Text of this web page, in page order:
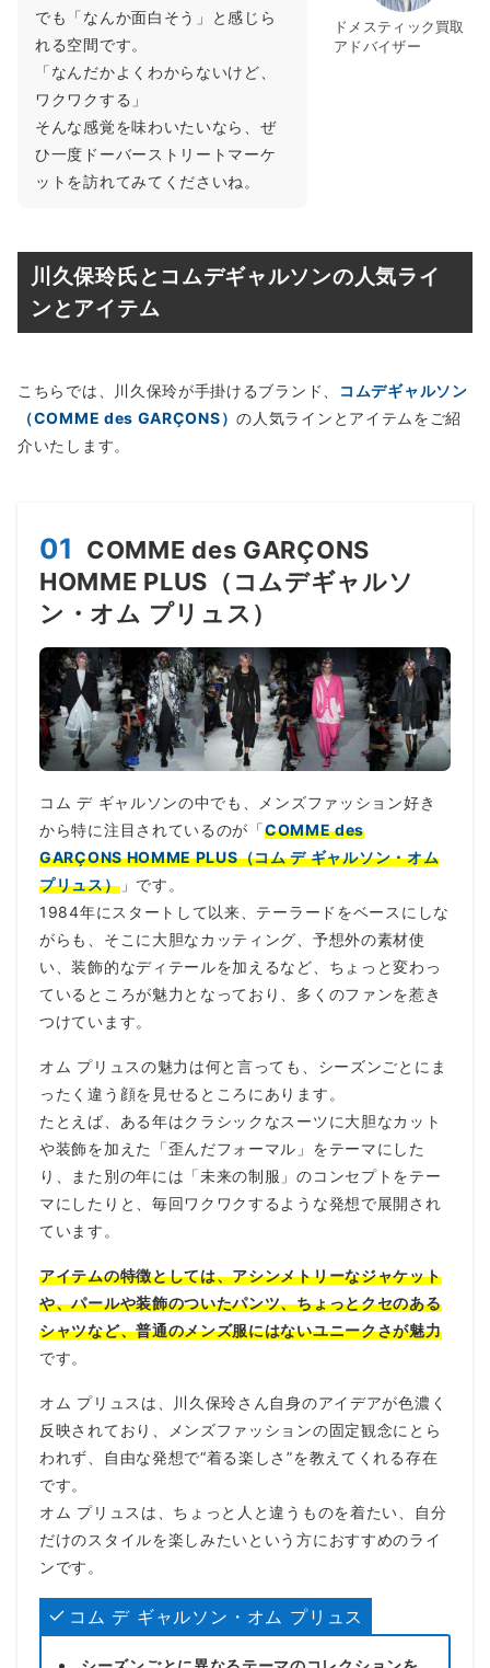
ドメスティック買取
アドバイザー
でも「なんか面白そう」と感じら
れる空間です。
「なんだかよくわからないけど、
ワクワクする」
そんな感覚を味わいたいなら、ぜ
ひ一度ドーバーストリートマーケ
ットを訪れてみてくださいね。
川久保玲氏とコムデギャルソンの人気ライ
ンとアイテム
こちらでは、川久保玲が手掛けるブランド、
コムデギャルソン
（COMME des GARÇONS）の人気ラインとアイテムをご紹
介いたします。
01
COMME des GARÇONS
HOMME PLUS（コムデギャルソ
ン・オム プリュス）
コム デ ギャルソンの中でも、メンズファッション好き
から特に注目されているのが「COMME des
GARÇONS HOMME PLUS（コム デ ギャルソン・オム
プリュス）」です。
1984年にスタートして以来、テーラードをベースにしな
がらも、そこに大胆なカッティング、予想外の素材使
い、装飾的なディテールを加えるなど、ちょっと変わっ
ているところが魅力となっており、多くのファンを惹き
つけています。
オム プリュスの魅力は何と言っても、シーズンごとにま
ったく違う顔を見せるところにあります。
たとえば、ある年はクラシックなスーツに大胆なカット
や装飾を加えた「歪んだフォーマル」をテーマにした
り、また別の年には「未来の制服」のコンセプトをテー
マにしたりと、毎回ワクワクするような発想で展開され
ています。
アイテムの特徴としては、アシンメトリーなジャケット
や、パールや装飾のついたパンツ、ちょっとクセのある
シャツなど、普通のメンズ服にはないユニークさが魅力
です。
オム プリュスは、川久保玲さん自身のアイデアが色濃く
反映されており、メンズファッションの固定観念にとら
われず、自由な発想で“着る楽しさ”を教えてくれる存在
です。
オム プリュスは、ちょっと人と違うものを着たい、自分
だけのスタイルを楽しみたいという方におすすめのライ
ンです。
コム デ ギャルソン・オム プリュス